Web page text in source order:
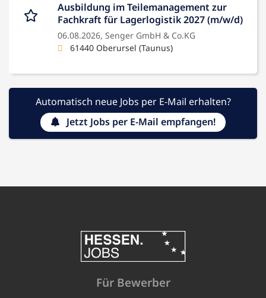
Ausbildung im Teilemanagement zur
Fachkraft für Lagerlogistik 2027 (m/w/d)
06.08.2026, Senger GmbH & Co.KG
61440 Oberursel (Taunus)
Automatisch neue Jobs per E-Mail erhalten?
Jetzt Jobs per E-Mail empfangen!
Für Bewerber